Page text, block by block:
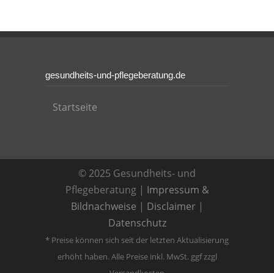
gesundheits-und-pflegeberatung.de
Startseite
© 2025 Gesundheits- und
Pflegeberatung | Impressum &
Bildnachweise | Disclaimer |
Datenschutz